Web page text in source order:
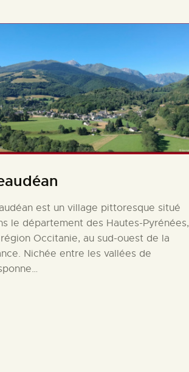
est un village pittoresque situé
le département des Hautes-Pyrénées,
Occitanie, au sud-ouest de la
Nichée entre les vallées de